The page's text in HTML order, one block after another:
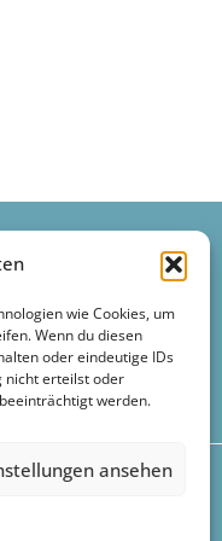
wie Cookies, um
Wenn du diesen
oder eindeutige IDs
nicht erteilst oder
werden.
ansehen